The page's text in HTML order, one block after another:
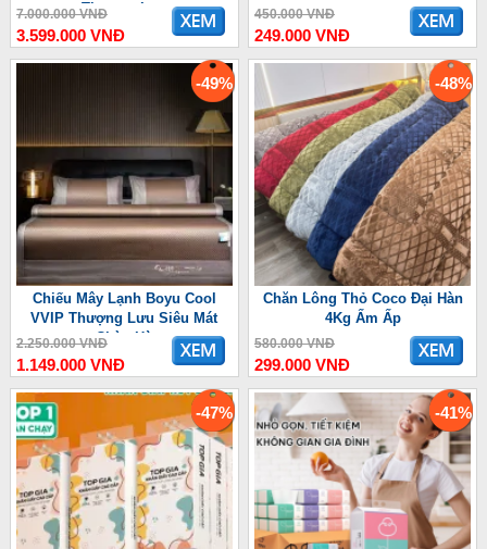
Thượng Lưu
7.000.000 VNĐ
3.599.000 VNĐ
450.000 VNĐ
249.000 VNĐ
-49%
Chiếu Mây Lạnh Boyu Cool
VVIP Thượng Lưu Siêu Mát
Chào Hè
2.250.000 VNĐ
1.149.000 VNĐ
-48%
Chăn Lông Thỏ Coco Đại Hàn
4Kg Ấm Ấp
580.000 VNĐ
299.000 VNĐ
-47% -41%